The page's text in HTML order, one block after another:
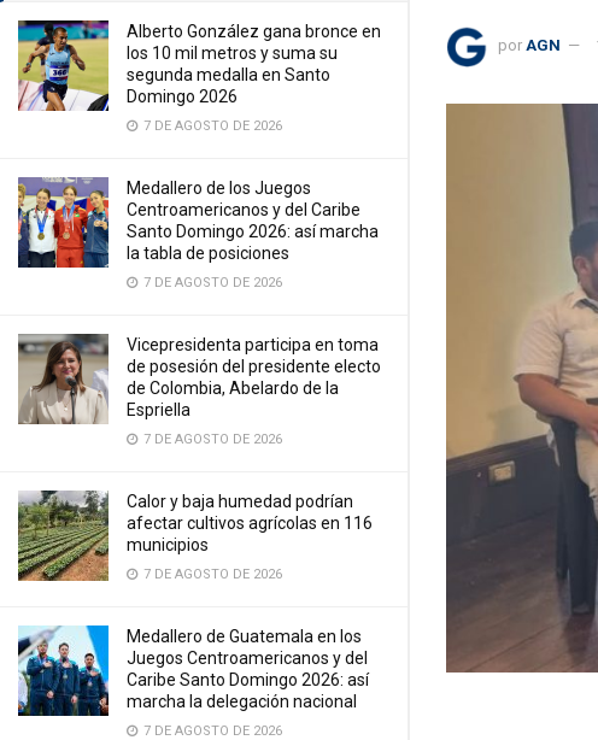
Alberto González gana bronce en
los 10 mil metros y suma su
segunda medalla en Santo
Domingo 2026
7 DE AGOSTO DE 2026
Medallero de los Juegos
Centroamericanos y del Caribe
Santo Domingo 2026: así marcha
la tabla de posiciones
7 DE AGOSTO DE 2026
Vicepresidenta participa en toma
de posesión del presidente electo
de Colombia, Abelardo de la
Espriella
7 DE AGOSTO DE 2026
Calor y baja humedad podrían
afectar cultivos agrícolas en 116
municipios
7 DE AGOSTO DE 2026
Medallero de Guatemala en los
Juegos Centroamericanos y del
Caribe Santo Domingo 2026: así
marcha la delegación nacional
7 DE AGOSTO DE 2026
por AGN